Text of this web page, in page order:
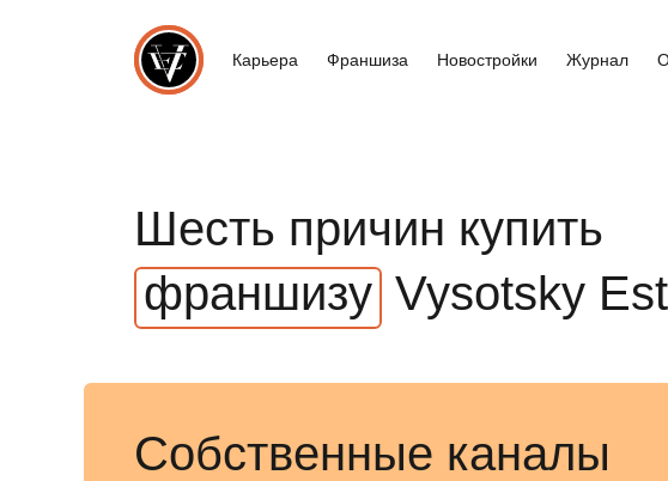
Карьера Франшиза Новостройки Журнал
Шесть причин купить
франшизу Vysotsky
Собственные каналы